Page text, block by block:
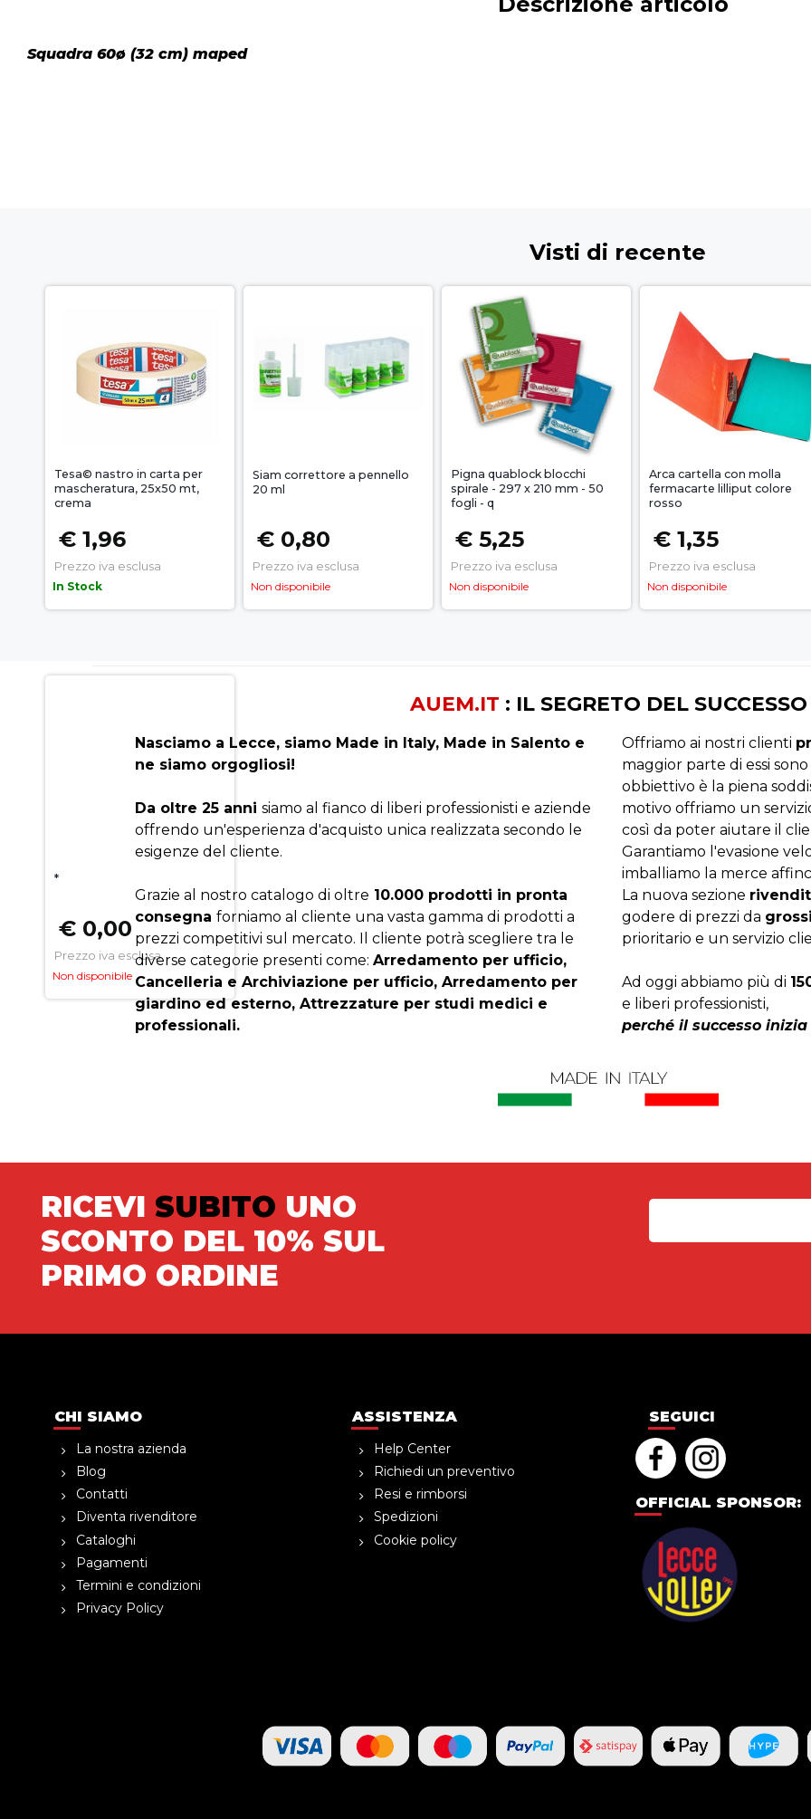
Squadra 60ø (32 cm) maped
Visti di recente
Tesa© nastro in carta per
mascheratura, 25x50 mt,
crema
€ 1,96
Prezzo iva esclusa
In Stock
Siam correttore a pennello
20 ml
€ 0,80
Prezzo iva esclusa
Non disponibile
Pigna quablock blocchi
spirale - 297 x 210 mm - 50
fogli - q
€ 5,25
Prezzo iva esclusa
Non disponibile
Arca cartella con molla
fermacarte lilliput colore
rosso
€ 1,35
Prezzo iva esclusa
Non disponibile
*
€ 0,00
Prezzo iva esclusa
Non disponibile
AUEM.IT : IL SEGRETO DEL SUCCESSO
Nasciamo a Lecce, siamo Made in Italy, Made in Salento e
ne siamo orgogliosi!
Da oltre 25 annisiamo al fianco di liberi professionisti e aziende
offrendo un'esperienza d'acquisto unica realizzata secondo le
esigenze del cliente.
Grazie al nostro catalogo di oltre 10.000 prodotti in pronta
consegnaforniamo al cliente una vasta gamma di prodotti a
prezzi competitivi sul mercato. Il cliente potrà scegliere tra le
diverse categorie presenti come:Arredamento per ufficio,
Cancelleria e Archiviazione per ufficio, Arredamento per
giardino ed esterno, Attrezzature per studi medici e
professionali.
Offriamo ai nostri clienti
maggior parte di essi sono
obbiettivo è la piena
motivo offriamo un
così da poter aiutare il
Garantiamo l'evasione
imballiamo la merce
La nuova sezione
godere di prezzi da
prioritario e un servizio
Ad oggi abbiamo più di
e liberi professionisti,
perché il successo
RICEVI SUBITO UNO
SCONTO DEL 10% SUL
PRIMO ORDINE
CHI SIAMO
La nostra azienda
Blog
Contatti
Diventa rivenditore
Cataloghi
Pagamenti
Termini e condizioni
Privacy Policy
ASSISTENZA
Help Center
Richiedi un preventivo
Resi e rimborsi
Spedizioni
Cookie policy
SEGUICI
OFFICIAL SPONSOR: